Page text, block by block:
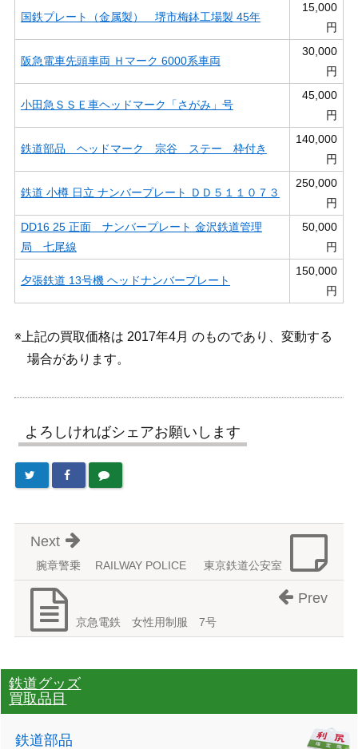
国鉄プレート（金属製） 堺市梅鉢工場製 45年
15,000
円
阪急電車先頭車両 Ｈマーク 6000系車両
30,000
円
小田急ＳＳＥ車ヘッドマーク「さがみ」号
45,000
円
鉄道部品 ヘッドマーク 宗谷 ステー 枠付き
140,000
円
鉄道 小樽 日立 ナンバープレート ＤＤ５１１０７３
250,000
円
DD16 25 正面 ナンバープレート 金沢鉄道管理
局 七尾線
50,000
円
夕張鉄道 13号機 ヘッドナンバープレート
150,000
円
※上記の買取価格は 2017年4月 のものであり、変動する
場合があります。
よろしければシェアお願いします
腕章警乗 RAILWAY POLICE 東京鉄道公安室
Next
京急電鉄 女性用制服 7号
Prev
鉄道グッズ
買取品目
鉄道部品